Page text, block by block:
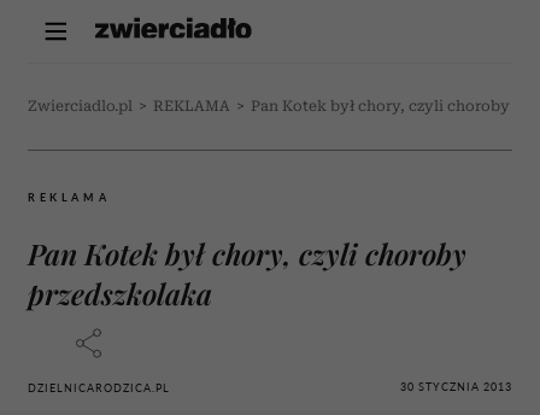
Zwierciadlo.pl > REKLAMA > Pan Kotek był chory, czyli choroby
REKLAMA
Pan Kotek był chory, czyli choroby
przedszkolaka
DZIELNICARODZICA.PL 30 STYCZNIA 2013